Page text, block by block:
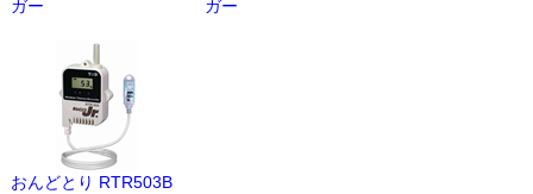
ガー
ガー
おんどとり RTR503B